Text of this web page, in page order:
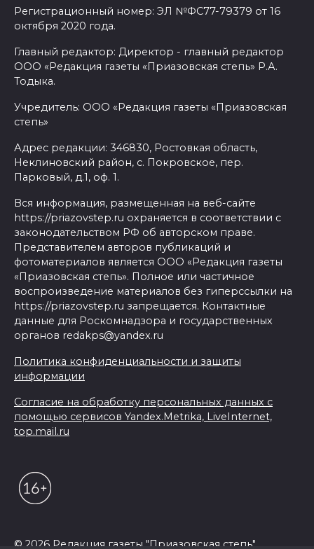
Регистрационный номер: ЭЛ №ФС77-79379 от 16
октября 2020 года.
Главный редактор: Директор - главный редактор
ООО «Редакция газеты «Приазовская степь» Р.А.
Тодыка.
Учредитель: ООО «Редакция газеты «Приазовская
степь»
Адрес редакции: 346830, Ростовкая область,
Неклиновский район, с. Покровское, пер.
Парковый, д.1, оф. 1.
Вся информация, размещенная на веб-сайте
https://priazovstep.ru охраняется в соответствии с
законодательством РФ об авторском праве.
Представителем авторов публикаций и
фотоматериалов является ООО «Редакция газеты
«Приазовская степь». Полное или частичное
воспроизведение материалов без гиперссылки на
https://priazovstep.ru запрещается. Контактные
данные для Роскомнадзора и государственных
органов redakps@yandex.ru
Политика конфиденциальности и защиты
информации
Согласие на обработку персональных данных с
помощью сервисов Yandex.Metrika, LiveInternet,
top.mail.ru
© 2026 Редакция газеты "Приазовская степь"